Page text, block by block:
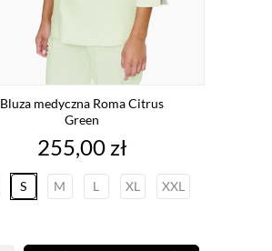
Bluza medyczna Roma Citrus
Green
Cena
255,00 zł
S M L XL XXL